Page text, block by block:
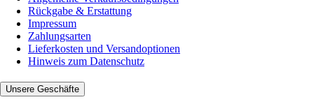
Rückgabe & Erstattung
Impressum
Zahlungsarten
Lieferkosten und Versandoptionen
Hinweis zum Datenschutz
Unsere Geschäfte